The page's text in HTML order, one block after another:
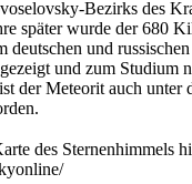
Bezirks des
später wurde der 680
deutschen und
und zum Studium
der Meteorit auch unter
des Sternenhimmels